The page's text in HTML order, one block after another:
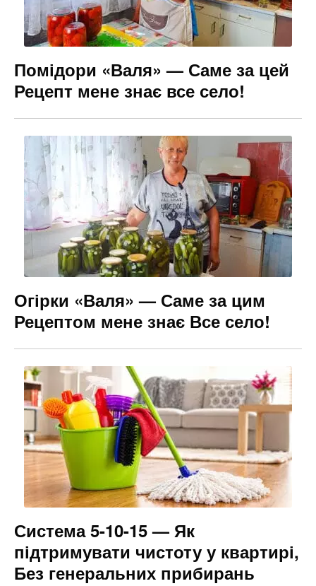
Помідори «Валя» — Саме за цей
Рецепт мене знає все село!
Огірки «Валя» — Саме за цим
Рецептом мене знає Все село!
Система 5-10-15 — Як
підтримувати чистоту у квартирі,
Без генеральних прибирань